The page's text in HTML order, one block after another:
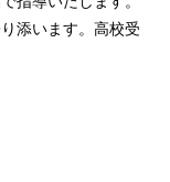
添います。高校受